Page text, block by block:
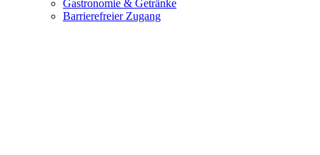
Gastronomie & Getränke
Barrierefreier Zugang